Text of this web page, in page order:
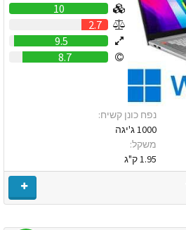
10
2.7
9.5
8.7
נפח כונן קשיח:
1000 ג'יגה
משקל:
1.95 ק"ג